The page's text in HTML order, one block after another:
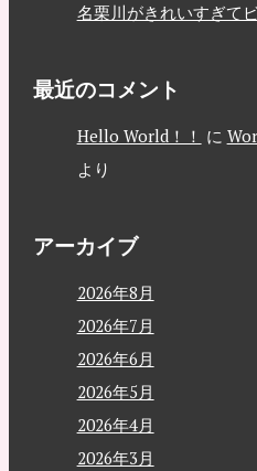
名栗川がきれいすぎて
最近のコメント
Hello World！！ に
より
アーカイブ
2026年8月
2026年7月
2026年6月
2026年5月
2026年4月
2026年3月